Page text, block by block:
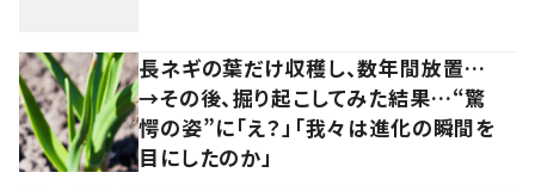
長ネギの葉だけ収穫し、数年間放置…
→その後、掘り起こしてみた結果…“驚
愕の姿”に「え？」「我々は進化の瞬間を
目にしたのか」